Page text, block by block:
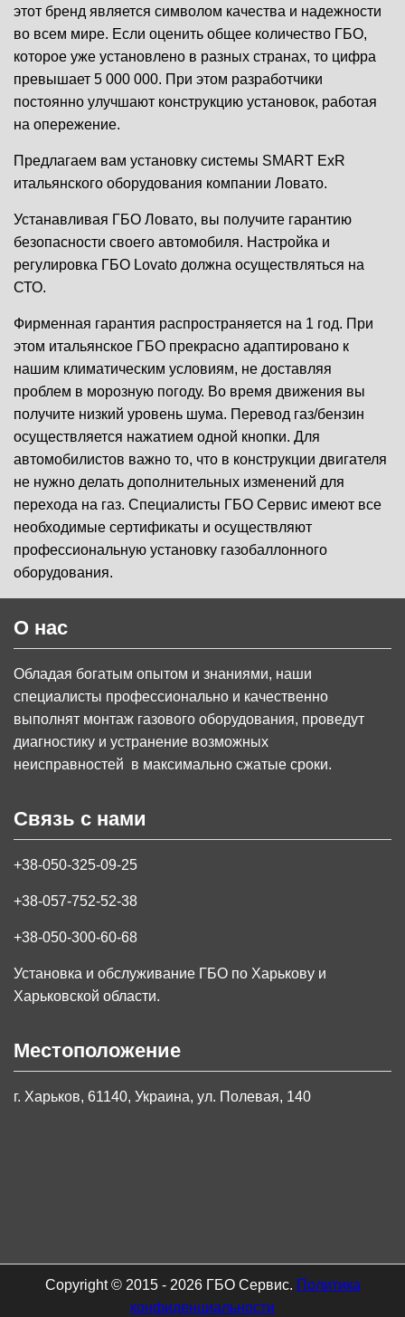
этот бренд является символом качества и надежности
во всем мире. Если оценить общее количество ГБО,
которое уже установлено в разных странах, то цифра
превышает 5 000 000. При этом разработчики
постоянно улучшают конструкцию установок, работая
на опережение.
Предлагаем вам установку системы SMART ExR
итальянского оборудования компании Ловато.
Устанавливая ГБО Ловато, вы получите гарантию
безопасности своего автомобиля. Настройка и
регулировка ГБО Lovato должна осуществляться на
СТО.
Фирменная гарантия распространяется на 1 год. При
этом итальянское ГБО прекрасно адаптировано к
нашим климатическим условиям, не доставляя
проблем в морозную погоду. Во время движения вы
получите низкий уровень шума. Перевод газ/бензин
осуществляется нажатием одной кнопки. Для
автомобилистов важно то, что в конструкции двигателя
не нужно делать дополнительных изменений для
перехода на газ. Специалисты ГБО Сервис имеют все
необходимые сертификаты и осуществляют
профессиональную установку газобаллонного
оборудования.
О нас
Обладая богатым опытом и знаниями, наши
специалисты профессионально и качественно
выполнят монтаж газового оборудования, проведут
диагностику и устранение возможных
неисправностей в максимально сжатые сроки.
Связь с нами
+38-050-325-09-25
+38-057-752-52-38
+38-050-300-60-68
Установка и обслуживание ГБО по Харькову и
Харьковской области.
Местоположение
г. Харьков, 61140, Украина, ул. Полевая, 140
Copyright © 2015 - 2026 ГБО Сервис. Политика
конфиденциальности